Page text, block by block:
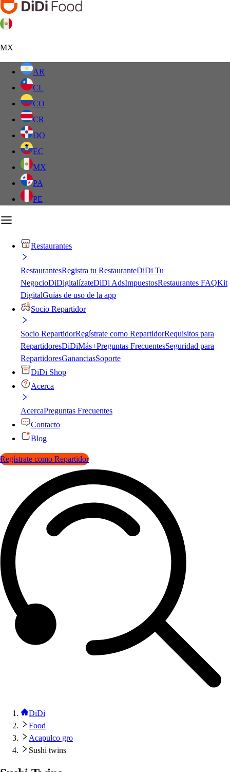
MX
AR
CL
CO
CR
DO
EC
MX
PA
PE
Restaurantes
RestaurantesRegistra tu RestauranteDiDi Tu
NegocioDiDigitalízateDiDi AdsImpuestosRestaurantes FAQKit
DigitalGuías de uso de la app
Socio Repartidor
Socio RepartidorRegístrate como RepartidorRequisitos para
RepartidoresDiDiMás+Preguntas FrecuentesSeguridad para
RepartidoresGananciasSoporte
DiDi Shop
Acerca
AcercaPreguntas Frecuentes
Contacto
Blog
Regístrate como Repartidor
DiDi
Food
Acapulco gro
Sushi twins